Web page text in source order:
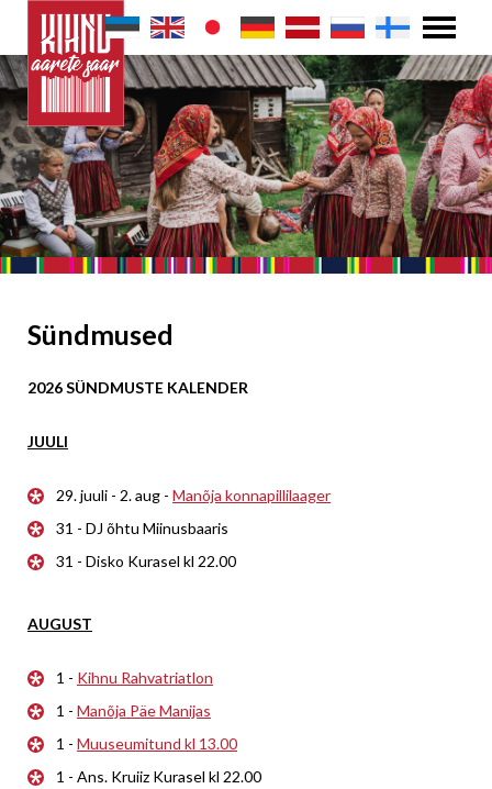
Sündmused
2026 SÜNDMUSTE KALENDER
JUULI
29. juuli - 2. aug - Manõja konnapillilaager
31 - DJ õhtu Miinusbaaris
31 - Disko Kurasel kl 22.00
AUGUST
1 - Kihnu Rahvatriatlon
1 - Manõja Päe Manijas
1 - Muuseumitund kl 13.00
1 - Ans. Kruiiz Kurasel kl 22.00